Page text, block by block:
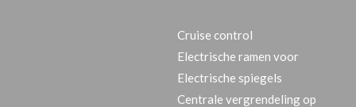
Cruise control
Electrische ramen voor
Electrische spiegels
Centrale vergrendeling op